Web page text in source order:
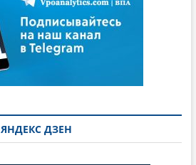
ЯНДЕКС ДЗЕН